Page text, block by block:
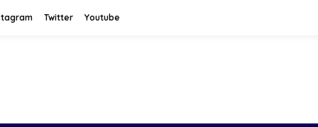
Twitter Youtube